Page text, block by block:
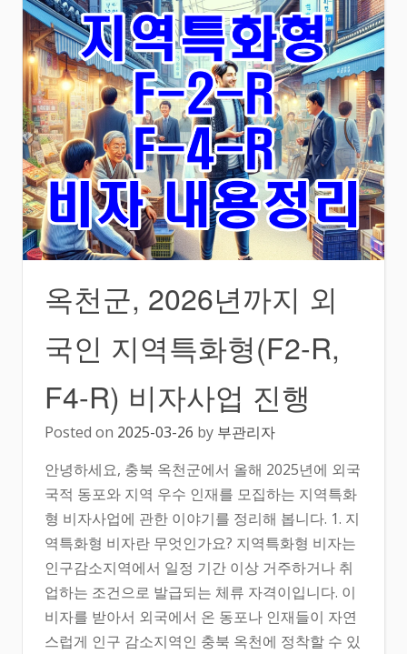
옥천군, 2026년까지 외
국인 지역특화형(F2-R,
F4-R) 비자사업 진행
Posted on 2025-03-26 by 부관리자
안녕하세요, 충북 옥천군에서 올해 2025년에 외국
국적 동포와 지역 우수 인재를 모집하는 지역특화
형 비자사업에 관한 이야기를 정리해 봅니다. 1. 지
역특화형 비자란 무엇인가요? 지역특화형 비자는
인구감소지역에서 일정 기간 이상 거주하거나 취
업하는 조건으로 발급되는 체류 자격이입니다. 이
비자를 받아서 외국에서 온 동포나 인재들이 자연
스럽게 인구 감소지역인 충북 옥천에 정착할 수 있